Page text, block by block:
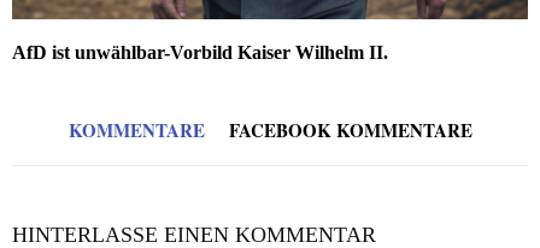
AfD ist unwählbar-Vorbild Kaiser Wilhelm II.
KOMMENTARE FACEBOOK KOMMENTARE
HINTERLASSE EINEN KOMMENTAR